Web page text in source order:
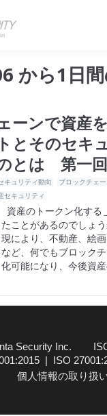
イト
から1日
ーンで資産
とそのセキ
とは 第一回
キュリティ動向
ブロックチェ
セキュリティ
資産のトークン化する
たことがあるのでしょ
現により、不動産、絵
など、何でもブロック
化可能になり、今後資
す。資産のトークン化
ジタルアセットに変換
Security Inc.
| ISO
個人情報の取り扱